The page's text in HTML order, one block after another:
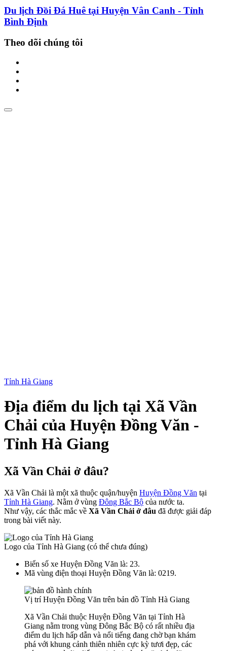
Du lịch Đồi Đá Huê tại Huyện Vân Canh - Tỉnh
Bình Định
Theo dõi chúng tôi
Tỉnh Hà Giang
Địa điểm du lịch tại Xã Vần
Chải của Huyện Đồng Văn -
Tỉnh Hà Giang
Xã Vần Chải ở đâu?
Xã Vần Chải là một xã thuộc quận/huyện Huyện Đồng Văn tại
Tỉnh Hà Giang. Nằm ở vùng Đông Bắc Bộ của nước ta.
Như vậy, các thắc mắc về Xã Vần Chải ở đâu đã được giải đáp
trong bài viết này.
Logo của Tỉnh Hà Giang (có thể chưa đúng)
Biển số xe Huyện Đồng Văn là: 23.
Mã vùng điện thoại Huyện Đồng Văn là: 0219.
Vị trí Huyện Đồng Văn trên bản đồ Tỉnh Hà Giang
Xã Vần Chải thuộc Huyện Đồng Văn tại Tỉnh Hà
Giang nằm trong vùng Đông Bắc Bộ có rất nhiều địa
điểm du lịch hấp dẫn và nổi tiếng đang chờ bạn khám
phá với khung cảnh thiên nhiên cực kỳ tươi đẹp, các